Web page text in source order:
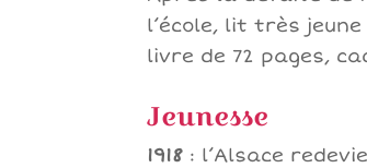
l’école, lit très
livre de 72 pages,
Jeunesse
1918 : l’Alsace